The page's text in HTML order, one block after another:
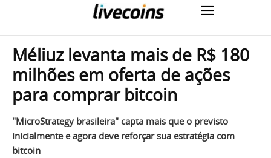
Méliuz levanta mais de R$ 180
milhões em oferta de ações
para comprar bitcoin
"MicroStrategy brasileira" capta mais que o previsto
inicialmente e agora deve reforçar sua estratégia com
bitcoin